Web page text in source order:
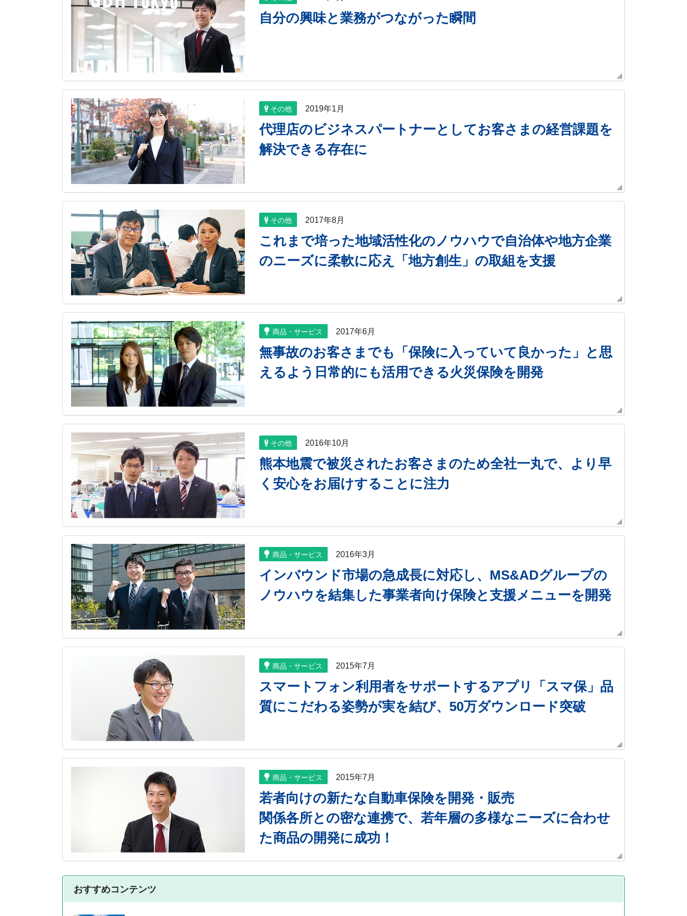
自分の興味と業務がつながった瞬間
その他 2019年1月
代理店のビジネスパートナーとしてお客さまの経営課題を
解決できる存在に
その他 2017年8月
これまで培った地域活性化のノウハウで自治体や地方企業
のニーズに柔軟に応え「地方創生」の取組を支援
商品・サービス 2017年6月
無事故のお客さまでも「保険に入っていて良かった」と思
えるよう日常的にも活用できる火災保険を開発
その他 2016年10月
熊本地震で被災されたお客さまのため全社一丸で、より早
く安心をお届けすることに注力
商品・サービス 2016年3月
インバウンド市場の急成長に対応し、MS&ADグループの
ノウハウを結集した事業者向け保険と支援メニューを開発
商品・サービス 2015年7月
スマートフォン利用者をサポートするアプリ「スマ保」品
質にこだわる姿勢が実を結び、50万ダウンロード突破
商品・サービス 2015年7月
若者向けの新たな自動車保険を開発・販売
関係各所との密な連携で、若年層の多様なニーズに合わせ
た商品の開発に成功！
おすすめコンテンツ